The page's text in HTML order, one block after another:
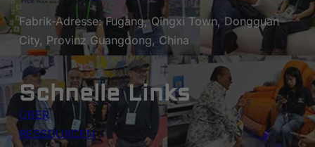
Fabrik-Adresse: Fugang, Qingxi Town, Dongguan
City, Provinz Guangdong, China
Schnelle Links
ÜBER
RESSOURCEN